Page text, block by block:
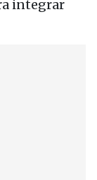
integrar